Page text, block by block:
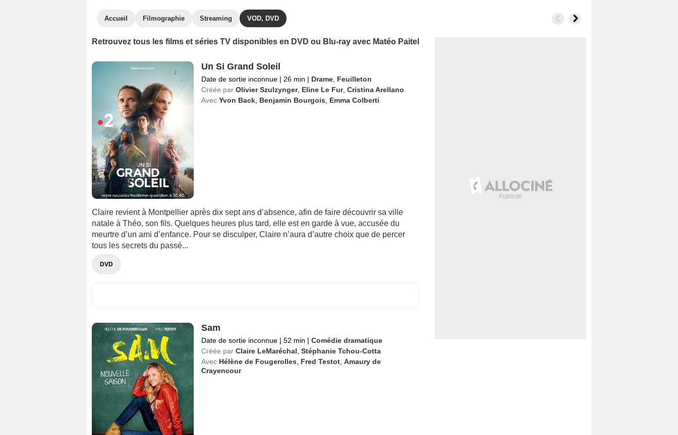
Accueil Filmographie Streaming VOD, DVD
Retrouvez tous les films et séries TV disponibles en DVD ou Blu-ray avec Matéo Paitel
Un Si Grand Soleil
Date de sortie inconnue | 26 min | Drame, Feuilleton
Créée par Olivier Szulzynger, Eline Le Fur, Cristina Arellano
Avec Yvon Back, Benjamin Bourgois Emma Colberti
Claire revient à Montpellier après dix sept ans d’absence, afin de faire découvrir sa ville
natale à Théo, son fils. Quelques heures plus tard, elle est en garde à vue, accusée du
meurtre d’un ami d’enfance. Pour se disculper, Claire n’aura d’autre choix que de percer
tous les secrets du passé...
DVD
Sam
Date de sortie inconnue | 52 min | Comédie dramatique
Créée par Claire LeMaréchal Stéphanie Tchou-Cotta
Avec Hélène de Fougerolles Fred Testot, Amaury de
Crayencour